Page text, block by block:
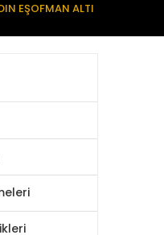
EŞOFMAN ALTI